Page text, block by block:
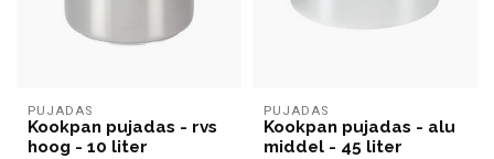
PUJADAS
Kookpan pujadas - rvs
hoog - 10 liter
PUJADAS
Kookpan pujadas - alu
middel - 45 liter